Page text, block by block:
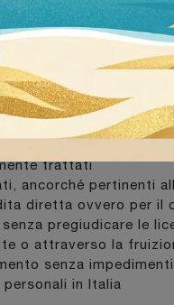
O AVERNE UNA
propri dati
all’articolo 15 del
la limitazione del
trattati in
trattati
pertinenti
diretta ovvero per
pregiudicare le
o attraverso la
senza impedimenti
in Italia